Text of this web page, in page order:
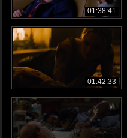
01:38:41
01:42:33